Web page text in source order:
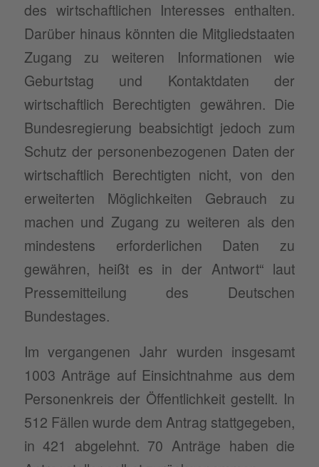
des wirtschaftlichen Interesses enthalten.
Darüber hinaus könnten die Mitgliedstaaten
Zugang zu weiteren Informationen wie
Geburtstag und Kontaktdaten der
wirtschaftlich Berechtigten gewähren. Die
Bundesregierung beabsichtigt jedoch zum
Schutz der personenbezogenen Daten der
wirtschaftlich Berechtigten nicht, von den
erweiterten Möglichkeiten Gebrauch zu
machen und Zugang zu weiteren als den
mindestens erforderlichen Daten zu
gewähren, heißt es in der Antwort“ laut
Pressemitteilung des Deutschen
Bundestages.
Im vergangenen Jahr wurden insgesamt
1003 Anträge auf Einsichtnahme aus dem
Personenkreis der Öffentlichkeit gestellt. In
512 Fällen wurde dem Antrag stattgegeben,
in 421 abgelehnt. 70 Anträge haben die